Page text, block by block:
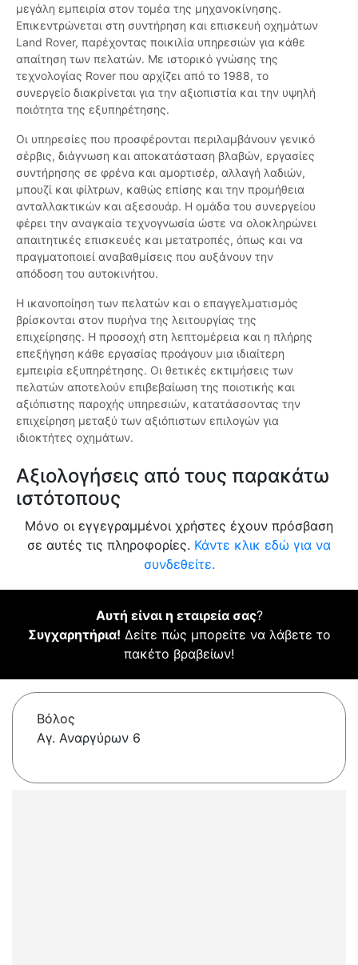
μεγάλη εμπειρία στον τομέα της μηχανοκίνησης.
Επικεντρώνεται στη συντήρηση και επισκευή οχημάτων
Land Rover, παρέχοντας ποικιλία υπηρεσιών για κάθε
απαίτηση των πελατών. Με ιστορικό γνώσης της
τεχνολογίας Rover που αρχίζει από το 1988, το
συνεργείο διακρίνεται για την αξιοπιστία και την υψηλή
ποιότητα της εξυπηρέτησης.
Οι υπηρεσίες που προσφέρονται περιλαμβάνουν γενικό
σέρβις, διάγνωση και αποκατάσταση βλαβών, εργασίες
συντήρησης σε φρένα και αμορτισέρ, αλλαγή λαδιών,
μπουζί και φίλτρων, καθώς επίσης και την προμήθεια
ανταλλακτικών και αξεσουάρ. Η ομάδα του συνεργείου
φέρει την αναγκαία τεχνογνωσία ώστε να ολοκληρώνει
απαιτητικές επισκευές και μετατροπές, όπως και να
πραγματοποιεί αναβαθμίσεις που αυξάνουν την
απόδοση του αυτοκινήτου.
Η ικανοποίηση των πελατών και ο επαγγελματισμός
βρίσκονται στον πυρήνα της λειτουργίας της
επιχείρησης. Η προσοχή στη λεπτομέρεια και η πλήρης
επεξήγηση κάθε εργασίας προάγουν μια ιδιαίτερη
εμπειρία εξυπηρέτησης. Οι θετικές εκτιμήσεις των
πελατών αποτελούν επιβεβαίωση της ποιοτικής και
αξιόπιστης παροχής υπηρεσιών, κατατάσσοντας την
επιχείρηση μεταξύ των αξιόπιστων επιλογών για
ιδιοκτήτες οχημάτων.
Αξιολογήσεις από τους παρακάτω
ιστότοπους
Μόνο οι εγγεγραμμένοι χρήστες έχουν πρόσβαση
σε αυτές τις πληροφορίες. Κάντε κλικ εδώ για να
συνδεθείτε.
Αυτή είναι η εταιρεία σας?
Συγχαρητήρια! Δείτε πώς μπορείτε να λάβετε το
πακέτο βραβείων!
Βόλος
Αγ. Αναργύρων 6